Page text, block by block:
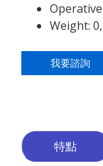
Weight:
我要諮詢
特點